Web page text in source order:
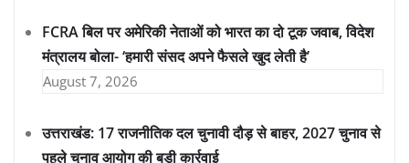
FCRA बिल पर अमेरिकी नेताओं को भारत का दो टूक जवाब, विदेश
मंत्रालय बोला- ‘हमारी संसद अपने फैसले खुद लेती है’
August 7, 2026
उत्तराखंड: 17 राजनीतिक दल चुनावी दौड़ से बाहर, 2027 चुनाव से
पहले चुनाव आयोग की बड़ी कार्रवाई